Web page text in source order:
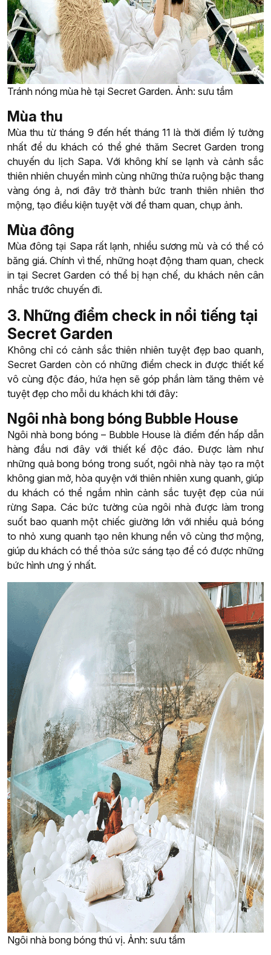
Tránh nóng mùa hè tại Secret Garden. Ảnh: sưu tầm
Mùa thu
Mùa thu từ tháng 9 đến hết tháng 11 là thời điểm lý tưởng
nhất để du khách có thể ghé thăm Secret Garden trong
chuyến du lịch Sapa. Với không khí se lạnh và cảnh sắc
thiên nhiên chuyển mình cùng những thửa ruộng bậc thang
vàng óng ả, nơi đây trở thành bức tranh thiên nhiên thơ
mộng, tạo điều kiện tuyệt vời để tham quan, chụp ảnh.
Mùa đông
Mùa đông tại Sapa rất lạnh, nhiều sương mù và có thể có
băng giá. Chính vì thế, những hoạt động tham quan, check
in tại Secret Garden có thể bị hạn chế, du khách nên cân
nhắc trước chuyến đi.
3. Những điểm check in nổi tiếng tại
Secret Garden
Không chỉ có cảnh sắc thiên nhiên tuyệt đẹp bao quanh,
Secret Garden còn có những điểm check in được thiết kế
vô cùng độc đáo, hứa hẹn sẽ góp phần làm tăng thêm vẻ
tuyệt đẹp cho mỗi du khách khi tới đây:
Ngôi nhà bong bóng Bubble House
Ngôi nhà bong bóng – Bubble House là điểm đến hấp dẫn
hàng đầu nơi đây với thiết kế độc đáo. Được làm như
những quả bong bóng trong suốt, ngôi nhà này tạo ra một
không gian mở, hòa quyện với thiên nhiên xung quanh, giúp
du khách có thể ngắm nhìn cảnh sắc tuyệt đẹp của núi
rừng Sapa. Các bức tường của ngôi nhà được làm trong
suốt bao quanh một chiếc giường lớn với nhiều quả bóng
to nhỏ xung quanh tạo nên khung nền vô cùng thơ mộng,
giúp du khách có thể thỏa sức sáng tạo để có được những
bức hình ưng ý nhất.
Ngôi nhà bong bóng thú vị. Ảnh: sưu tầm